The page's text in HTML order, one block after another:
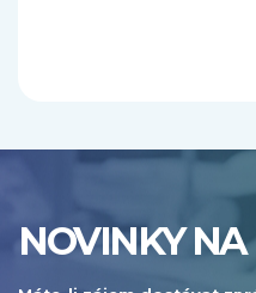
NOVINKY